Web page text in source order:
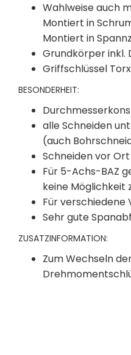
Wahlweise auch
Montiert in
Montiert in
Grundkörper inkl.
Griffschlüssel Torx
BESONDERHEIT:
alle Schneiden
(auch
Schneiden vor
Für 5-Achs-BAZ
keine Möglichkeit
Für verschiedene
Sehr gute
ZUSATZINFORMATION:
Zum Wechseln